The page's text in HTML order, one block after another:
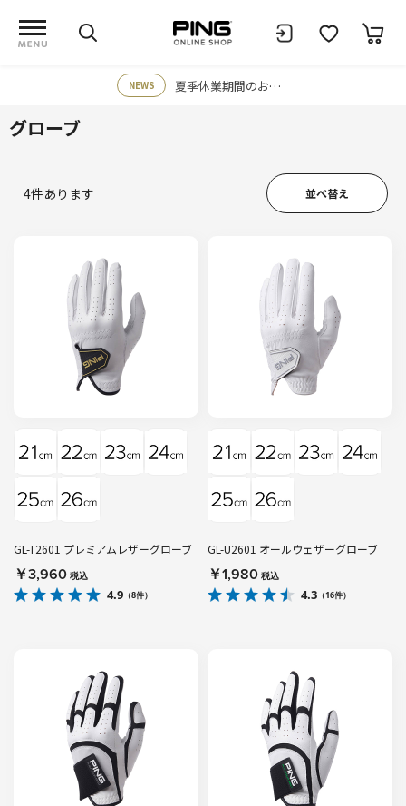
NEWS 夏季休業期間のお知らせ
グローブ
並べ替え
4件あります
GL-T2601 プレミアムレザーグローブ
￥3,960 税込
4.9 （8件）
GL-U2601 オールウェザーグローブ
￥1,980 税込
4.3 （16件）